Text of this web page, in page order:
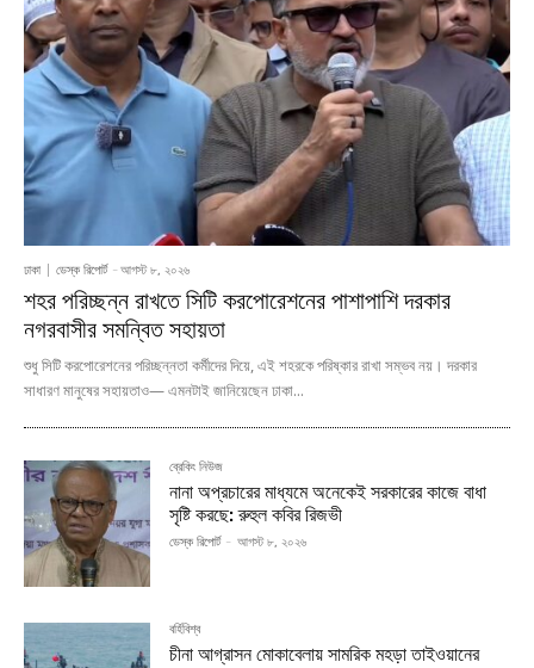
ঢাকা ডেস্ক রিপোর্ট - আগস্ট ৮, ২০২৬
শহর পরিচ্ছন্ন রাখতে সিটি করপোরেশনের পাশাপাশি দরকার
নগরবাসীর সমন্বিত সহায়তা
শুধু সিটি করপোরেশনের পরিচ্ছন্নতা কর্মীদের দিয়ে, এই শহরকে পরিষ্কার রাখা সম্ভব নয়। দরকার
সাধারণ মানুষের সহায়তাও— এমনটাই জানিয়েছেন ঢাকা...
ব্রেকিং নিউজ
নানা অপ্রচারের মাধ্যমে অনেকেই সরকারের কাজে বাধা
সৃষ্টি করছে: রুহুল কবির রিজভী
ডেস্ক রিপোর্ট - আগস্ট ৮, ২০২৬
বর্হিবিশ্ব
চীনা আগ্রাসন মোকাবেলায় সামরিক মহড়া তাইওয়ানের